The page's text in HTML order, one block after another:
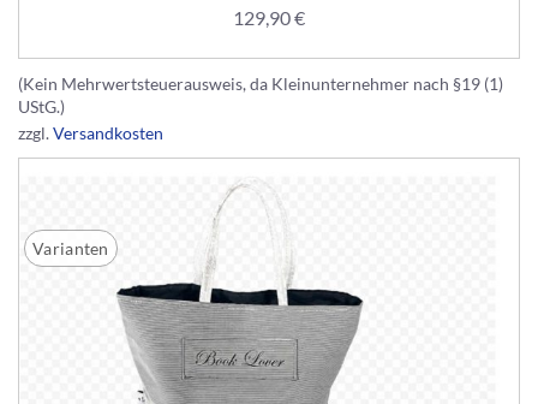
129,90€
(Kein Mehrwertsteuerausweis, da Kleinunternehmer nach §19 (1)
UStG.)
zzgl.Versandkosten
Varianten